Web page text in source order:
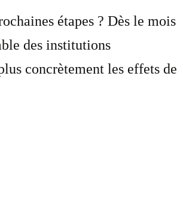
étapes ? Dès le mois
des institutions
concrètement les effets de